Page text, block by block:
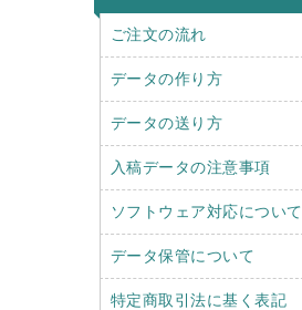
r
ご注文の流れ
データの作り方
データの送り方
入稿データの注意事項
ソフトウェア対応について
データ保管について
特定商取引法に基く表記